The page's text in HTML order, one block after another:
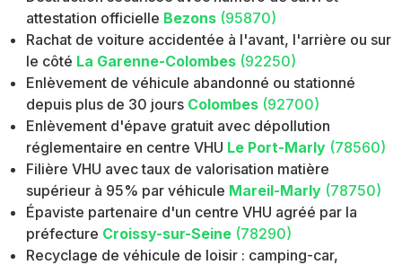
attestation officielle Bezons (95870)
Rachat de voiture accidentée à l'avant, l'arrière ou sur
le côté La Garenne-Colombes (92250)
Enlèvement de véhicule abandonné ou stationné
depuis plus de 30 jours Colombes (92700)
Enlèvement d'épave gratuit avec dépollution
réglementaire en centre VHU Le Port-Marly (78560)
Filière VHU avec taux de valorisation matière
supérieur à 95% par véhicule Mareil-Marly (78750)
Épaviste partenaire d'un centre VHU agréé par la
préfecture Croissy-sur-Seine (78290)
Recyclage de véhicule de loisir : camping-car,